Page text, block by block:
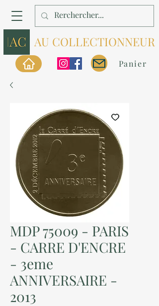
AU COLLECTIONNEUR
Panier
MDP 75009 - PARIS
- CARRE D'ENCRE
- 3eme
ANNIVERSAIRE -
2013